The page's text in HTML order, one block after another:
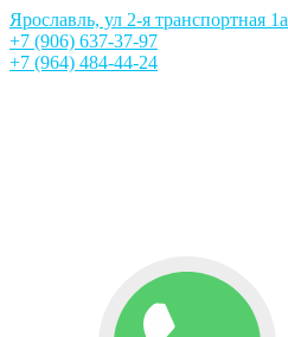
Ярославль, ул 2-я транспортная 1а
+7 (906) 637-37-97
+7 (964) 484-44-24